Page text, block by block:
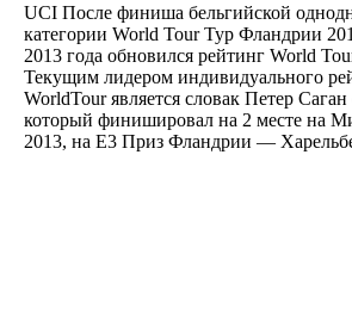
UCI После финиша бельгийской
категории World Tour Тур Фландрии
2013 года обновился рейтинг World
Текущим лидером индивидуального
WorldTour является словак Петер
который финишировал на 2 месте на
2013, на Е3 Приз Фландрии —